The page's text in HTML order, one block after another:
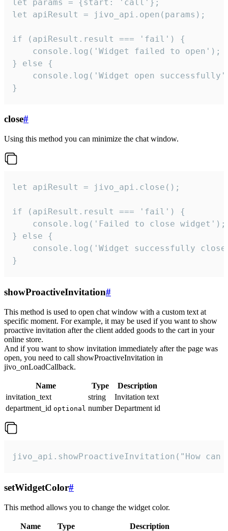
let params = {start: 'call'};
let apiResult = jivo_api.open(params);
if (apiResult.result === 'fail') {
    console.log('Widget failed to open');
} else {
console.log('Widget open
}
close#
Using this method you can minimize the chat window.
let apiResult = jivo_api.close();
if (apiResult.result === 'fail') {
    console.log('Failed to close widget');
} else {
console.log('Widget successfully
}
showProactiveInvitation#
This method is used to open chat window with a custom text at
specific moment. For example, it may be used if you want to show
proactive invitation after the client added goods to the cart in your
online store.
And if you want to show invitation immediately after the page was
open, you need to call showProactiveInvitation in
jivo_onLoadCallback.
Name Type
Description
invitation_text
string
Invitation text
department_id optional number Department id
jivo_api.showProactiveInvitation("How
setWidgetColor#
This method allows you to change the widget color.
Name Type
Description